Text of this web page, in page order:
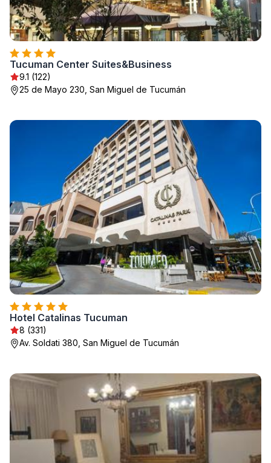
Tucuman Center Suites&Business
9.1 (122)
25 de Mayo 230, San Miguel de Tucumán
Hotel Catalinas Tucuman
8 (331)
Av. Soldati 380, San Miguel de Tucumán